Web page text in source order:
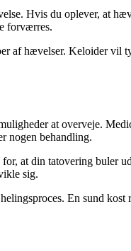
Hvis du oplever, at
forværres.
af hævelser. Keloider vil
at overveje.
nogen behandling.
at din tatovering buler
sig.
En sund